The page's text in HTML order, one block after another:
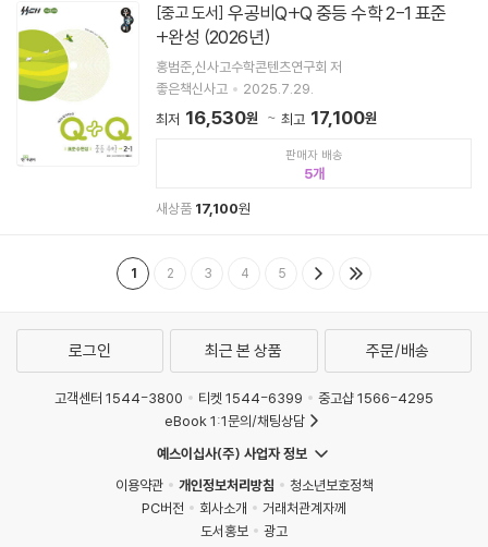
[중고 도서] 우공비Q+Q 중등 수학 2-1 표준
+완성 (2026년)
홍범준,신사고수학콘텐츠연구회 저
좋은책신사고
2025.7.29.
최저 16,530원 최고 17,100원
판매자 배송
5
새상품 17,100원
1 2 3 4 5
로그인 최근 본 상품 주문/배송
고객센터 1544-3800 티켓 1544-6399
중고샵 1566-4295
eBook 1:1문의/채팅상담
예스이십사(주) 사업자 정보
이용약관
개인정보처리방침
청소년보호정책
PC버전
회사소개
거래처관계자께
도서홍보
광고